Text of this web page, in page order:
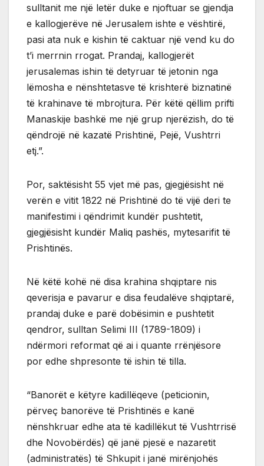
sulltanit me një letër duke e njoftuar se gjendja
e kallogjerëve në Jerusalem ishte e vështirë,
pasi ata nuk e kishin të caktuar një vend ku do
t’i merrnin rrogat. Prandaj, kallogjerët
jerusalemas ishin të detyruar të jetonin nga
lëmosha e nënshtetasve të krishterë biznatinë
të krahinave të mbrojtura. Për këtë qëllim prifti
Manaskije bashkë me një grup njerëzish, do të
qëndrojë në kazatë Prishtinë, Pejë, Vushtrri
etj.”.
Por, saktësisht 55 vjet më pas, gjegjësisht në
verën e vitit 1822 në Prishtinë do të vijë deri te
manifestimi i qëndrimit kundër pushtetit,
gjegjësisht kundër Maliq pashës, mytesarifit të
Prishtinës.
Në këtë kohë në disa krahina shqiptare nis
qeverisja e pavarur e disa feudalëve shqiptarë,
prandaj duke e parë dobësimin e pushtetit
qendror, sulltan Selimi III (1789-1809) i
ndërmori reformat që ai i quante rrënjësore
por edhe shpresonte të ishin të tilla.
“Banorët e këtyre kadillëqeve (peticionin,
përveç banorëve të Prishtinës e kanë
nënshkruar edhe ata të kadillëkut të Vushtrrisë
dhe Novobërdës) që janë pjesë e nazaretit
(administratës) të Shkupit i janë mirënjohës